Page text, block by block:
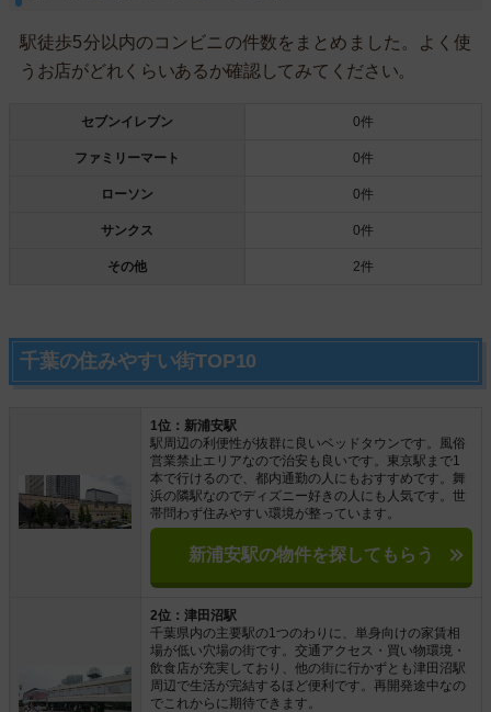
駅徒歩5分以内のコンビニの件数をまとめました。よく使
うお店がどれくらいあるか確認してみてください。
セブンイレブン 0件
ファミリーマート 0件
ローソン 0件
サンクス 0件
その他 2件
千葉の住みやすい街TOP10
1位：新浦安駅
駅周辺の利便性が抜群に良いベッドタウンです。風俗
営業禁止エリアなので治安も良いです。東京駅まで1
本で行けるので、都内通勤の人にもおすすめです。舞
浜の隣駅なのでディズニー好きの人にも人気です。世
帯問わず住みやすい環境が整っています。
新浦安駅の物件を探してもらう
2位：津田沼駅
千葉県内の主要駅の1つのわりに、単身向けの家賃相
場が低い穴場の街です。交通アクセス・買い物環境・
飲食店が充実しており、他の街に行かずとも津田沼駅
周辺で生活が完結するほど便利です。再開発途中なの
でこれからに期待できます。